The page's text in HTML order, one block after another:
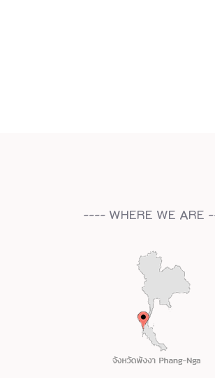
---- WHERE WE ARE